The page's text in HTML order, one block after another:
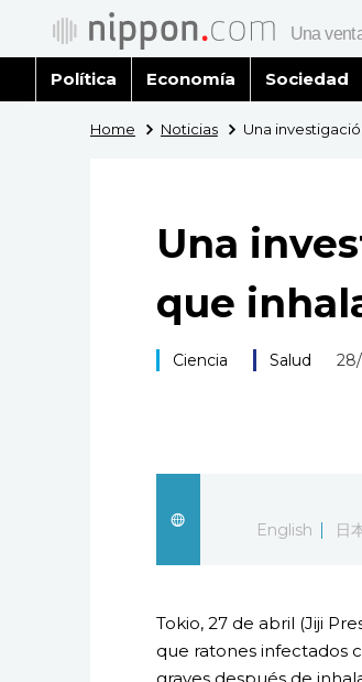
Política Economía Sociedad
Home Noticias Una
Una
que
Ciencia Salud
English
日
Tokio, 27 de abril (Jiji
que ratones infectados